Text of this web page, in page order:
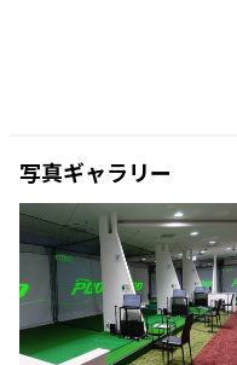
写真ギャラリー